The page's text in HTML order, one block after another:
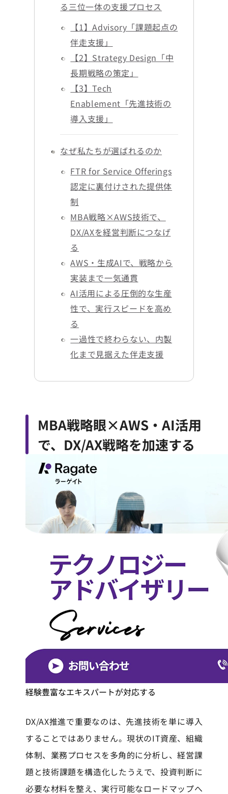
る三位一体の支援プロセス
【1】Advisory「課題起点の
伴走支援」
【2】Strategy Design「中
長期戦略の策定」
【3】Tech
Enablement「先進技術の
導入支援」
なぜ私たちが選ばれるのか
FTR for Service Offerings
認定に裏付けされた提供体
制
MBA戦略×AWS技術で、
DX/AXを経営判断につなげ
る
AWS・生成AIで、戦略から
実装まで一気通貫
AI活用による圧倒的な生産
性で、実行スピードを高め
る
一過性で終わらない、内製
化まで見据えた伴走支援
MBA戦略眼×AWS・AI活用
で、DX/AX戦略を加速する
経験豊富なエキスパートが対応する
DX/AX推進で重要なのは、先進技術を単に導入
することではありません。現状のIT資産、組織
体制、業務プロセスを多角的に分析し、経営課
題と技術課題を構造化したうえで、投資判断に
必要な材料を整え、実行可能なロードマップへ